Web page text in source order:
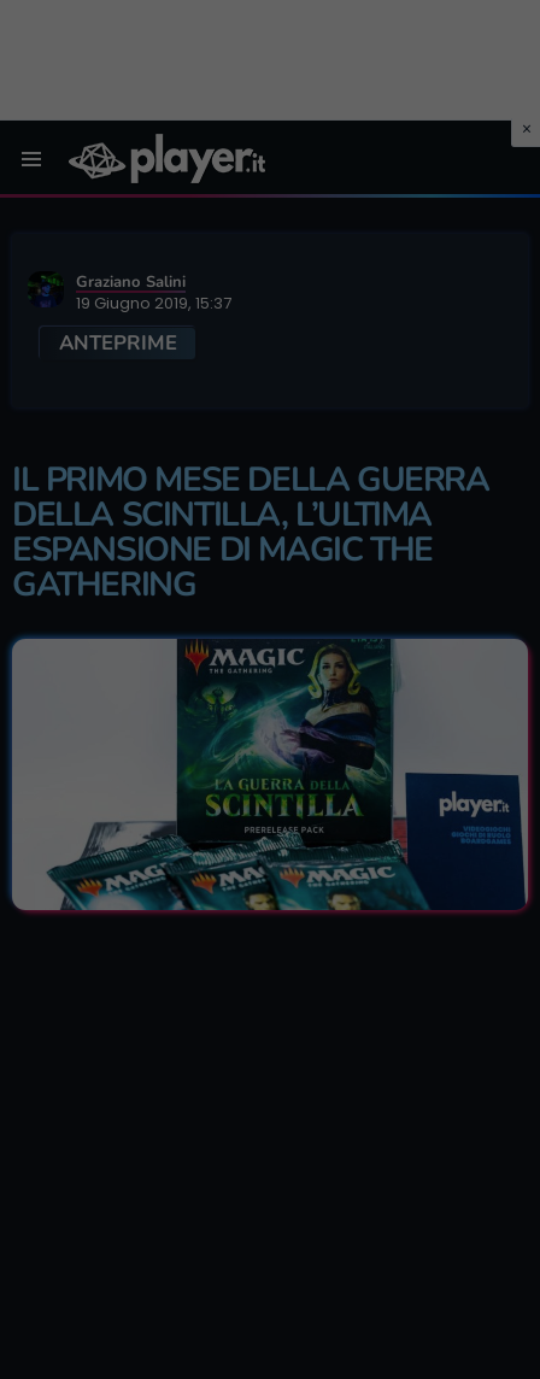
Graziano Salini
19 Giugno 2019, 15:37
ANTEPRIME
IL PRIMO MESE DELLA GUERRA
DELLA SCINTILLA, L’ULTIMA
ESPANSIONE DI MAGIC THE
GATHERING